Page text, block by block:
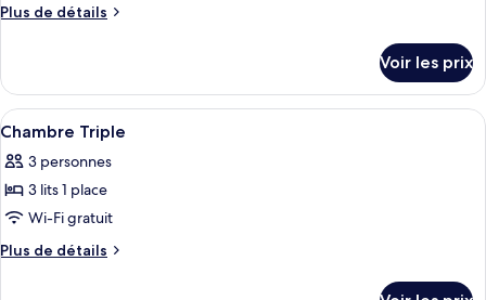
ce
chambre :
Chambre
Simple
Plus de détails
Plus
le
type
de
Chambre
Simple
Voir les prix
Afficher
toutes
les
photos
pour
ce
Une chambre d’hôtel avec deux lits,
17
Chambre Triple
3 personnes
3 lits 1 place
Wi-Fi gratuit
Plus de détails
Plus